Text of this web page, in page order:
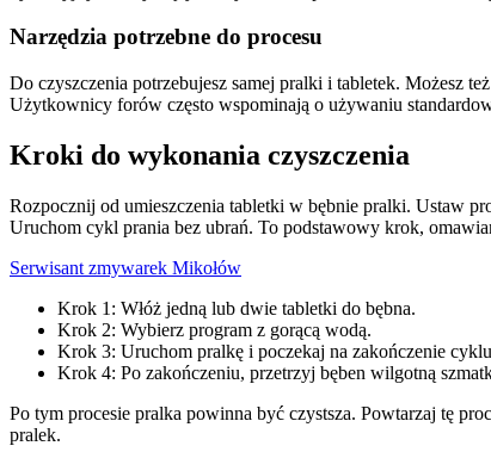
Narzędzia potrzebne do procesu
Do czyszczenia potrzebujesz samej pralki i tabletek. Możesz
Użytkownicy forów często wspominają o używaniu
Kroki do wykonania czyszczenia
Rozpocznij od umieszczenia tabletki w bębnie pralki. Ustaw
Uruchom cykl prania bez ubrań. To podstawowy krok,
Serwisant zmywarek Mikołów
Krok 1: Włóż jedną lub dwie tabletki do bębna.
Krok 2: Wybierz program z gorącą wodą.
Krok 3: Uruchom pralkę i poczekaj na zakończenie
Krok 4: Po zakończeniu, przetrzyj bęben wilgotną
Po tym procesie pralka powinna być czystsza. Powtarzaj tę
pralek.